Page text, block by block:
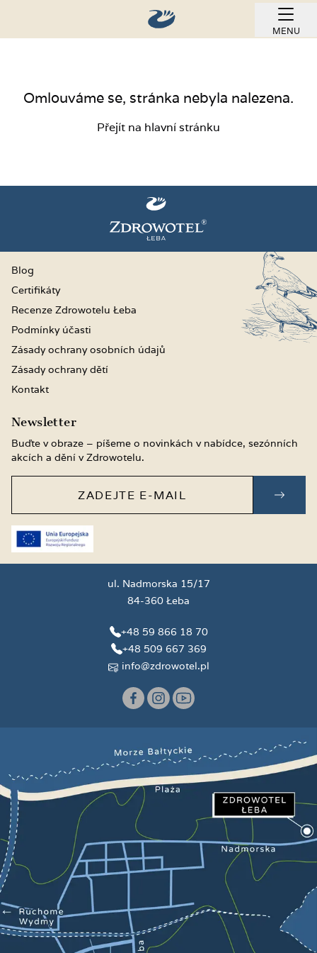
MENU
Omlouváme se, stránka nebyla nalezena.
Přejít na hlavní stránku
Blog
Certifikáty
Recenze Zdrowotelu Łeba
Podmínky účasti
Zásady ochrany osobních údajů
Zásady ochrany dětí
Kontakt
Newsletter
Buďte v obraze – píšeme o novinkách v nabídce, sezónních
akcích a dění v Zdrowotelu.
ul. Nadmorska 15/17
84-360 Łeba
+48 59 866 18 70
+48 509 667 369
info@zdrowotel.pl